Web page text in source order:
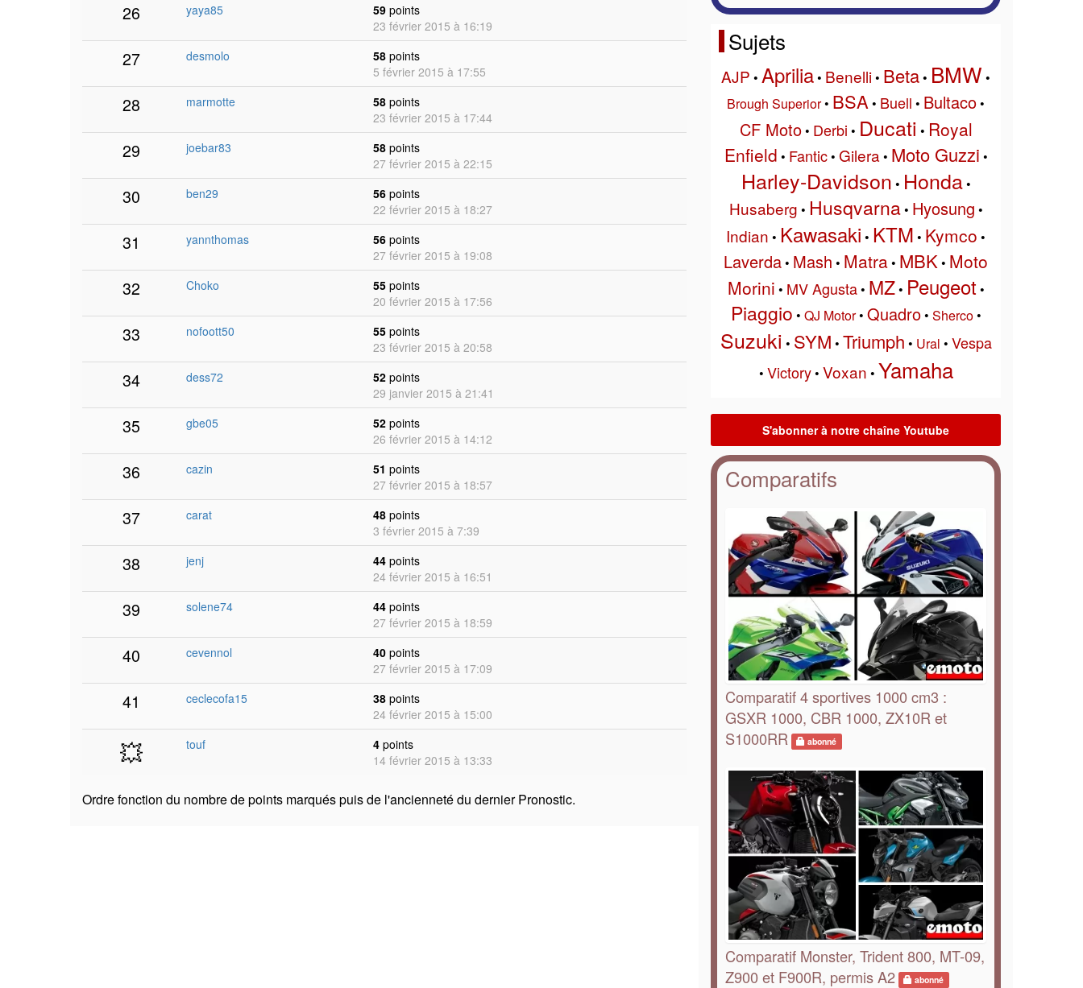
26 yaya85 59 points
23 février 2015 à 16:19
27 desmolo 58 points
5 février 2015 à 17:55
28 marmotte 58 points
23 février 2015 à 17:44
29 joebar83 58 points
27 février 2015 à 22:15
30 ben29 56 points
22 février 2015 à 18:27
31 yannthomas 56 points
27 février 2015 à 19:08
32 Choko 55 points
20 février 2015 à 17:56
33 nofoott50 55 points
23 février 2015 à 20:58
34 dess72 52 points
29 janvier 2015 à 21:41
35 gbe05 52 points
26 février 2015 à 14:12
36 cazin 51 points
27 février 2015 à 18:57
37 carat 48 points
3 février 2015 à 7:39
38 jenj 44 points
24 février 2015 à 16:51
39 solene74 44 points
27 février 2015 à 18:59
40 cevennol 40 points
27 février 2015 à 17:09
41 ceclecofa15 38 points
24 février 2015 à 15:00
💥 touf 4 points
14 février 2015 à 13:33
Ordre fonction du nombre de points marqués puis de l'ancienneté du dernier Pronostic.
Sujets
AJP • Aprilia• Benelli• Beta• BMW •
Brough Superior• BSA • Buell • Bultaco•
CF Moto• Derbi • Ducati • Royal
Enfield • Fantic• Gilera • Moto Guzzi •
Harley-Davidson • Honda•
Husaberg • Husqvarna• Hyosung •
Indian • Kawasaki • KTM • Kymco •
Laverda• Mash • Matra• MBK • Moto
Morini • MV Agusta• MZ• Peugeot •
Piaggio • QJ Motor• Quadro• Sherco•
Suzuki • SYM • Triumph • Ural • Vespa
• Victory• Voxan • Yamaha
Comparatifs
Comparatif 4 sportives 1000 cm3 :
GSXR 1000, CBR 1000, ZX10R et
S1000RR
abonné
Comparatif Monster, Trident 800, MT-09,
Z900 et F900R, permis A2
abonné